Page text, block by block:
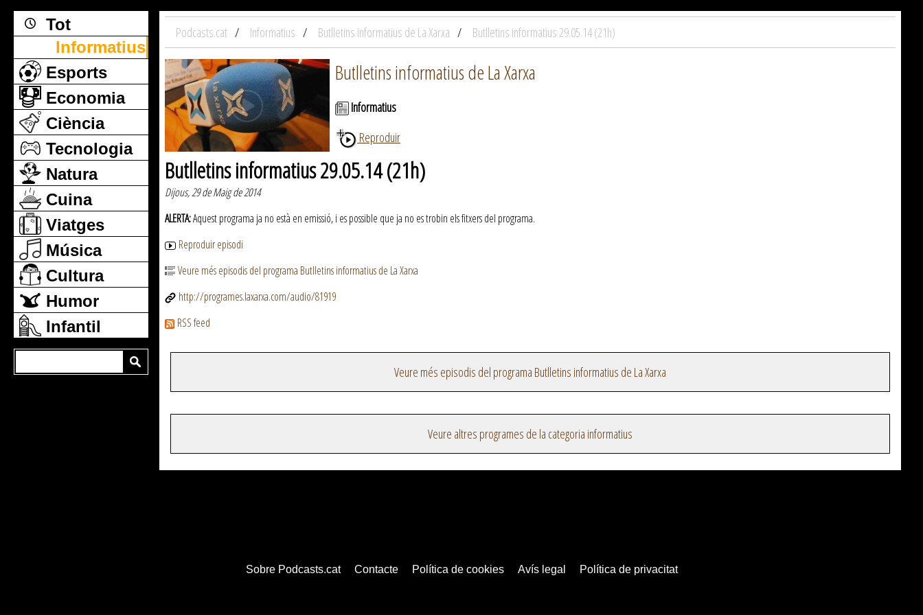
Tot
Informatius
Esports
Economia
Ciència
Tecnologia
Natura
Cuina
Viatges
Música
Cultura
Humor
Infantil
Podcasts.cat Informatius Butlletins informatius de La Xarxa Butlletins informatius 29.05.14 (21h)
Butlletins informatius de La Xarxa
Informatius
Reproduir
Butlletins informatius 29.05.14 (21h)
Dijous, 29 de Maig de 2014
ALERTA:Aquest programa ja no està en emissió, i es possible que ja no es trobin els fitxers del programa.
Reproduir episodi
Veure més episodis del programa Butlletins informatius de La Xarxa
http://programes.laxarxa.com/audio/81919
RSS feed
Veure més episodis del programa Butlletins informatius de La Xarxa
Veure altres programes de la categoria informatius
Sobre Podcasts.cat Contacte Política de cookies Avís legal Política de privacitat